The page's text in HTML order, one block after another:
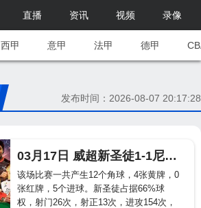
直播 资讯 视频 录像
西甲 意甲 法甲 德甲
发布时间：2026-08-07 20:17:28
03月17日 威超新圣徒1-1尼威完赛战报
该场比赛一共产生12个角球，4张黄牌，0
张红牌，5个进球。新圣徒占据66%球
权，射门26次，射正13次，进攻154次，